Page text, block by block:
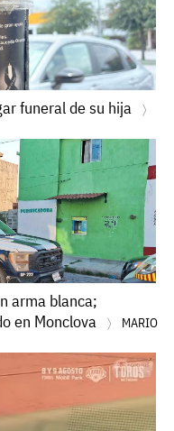
funeral de su hija
arma blanca;
en Monclova
MARIO